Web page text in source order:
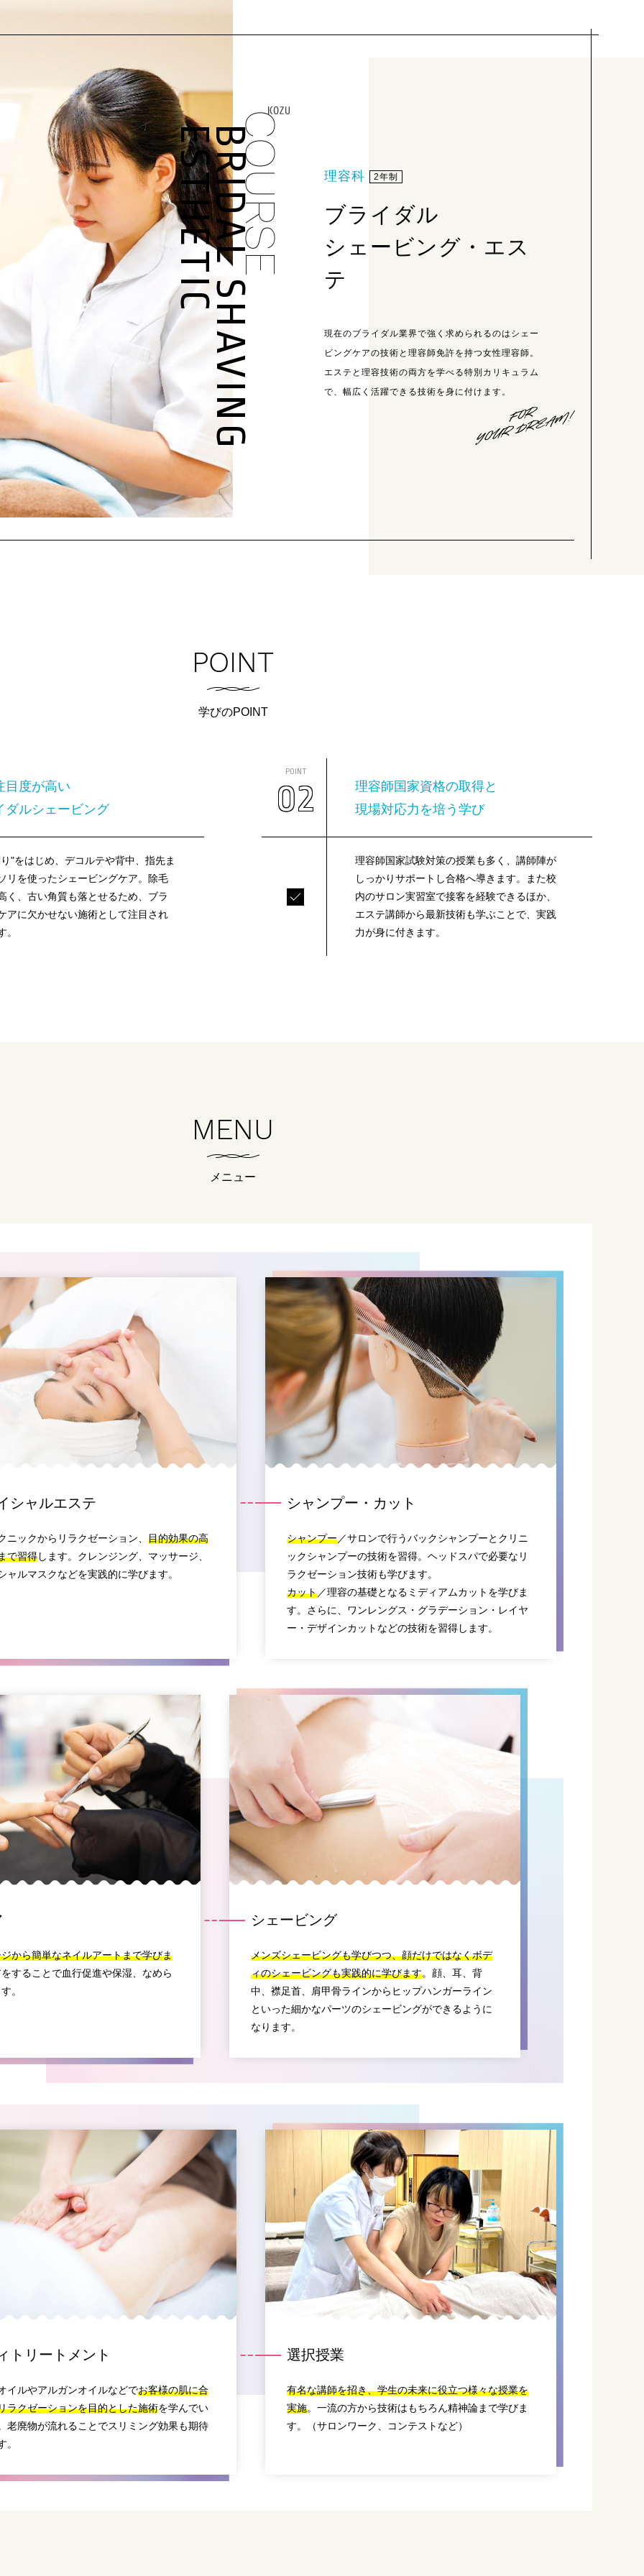
COURSE
BRIDAL SHAVING
ESTHETIC 理容科 2年制
ブライダル
シェービング・エス
テ
現在のブライダル業界で強く求められるのはシェー
ビングケアの技術と理容師免許を持つ女性理容師。
エステと理容技術の両方を学べる特別カリキュラム
で、幅広く活躍できる技術を身に付けます。
POINT
学びのPOINT
目度が高い
ダルシェービング
"をはじめ、デコルテや背中、指先ま
リを使ったシェービングケア。除毛
く、古い角質も落とせるため、ブラ
アに欠かせない施術として注目され
。
POINT
02
理容師国家資格の取得と
現場対応力を培う学び
理容師国家試験対策の授業も多く、講師陣が
しっかりサポートし合格へ導きます。また校
内のサロン実習室で接客を経験できるほか、
エステ講師から最新技術も学ぶことで、実践
力が身に付きます。
MENU
メニュー
シャルエステ
ニックからリラクゼーション、 目的効果の高
で習得します。クレンジング、マッサージ、
ャルマスクなどを実践的に学びます。
シャンプー・カット
シャンプー／サロンで行うバックシャンプーとクリニ
ックシャンプーの技術を習得。ヘッドスパで必要なリ
ラクゼーション技術も学びます。
カット／理容の基礎となるミディアムカットを学びま
す。さらに、ワンレングス・グラデーション・レイヤ
ー・デザインカットなどの技術を習得します。
から簡単なネイルアートまで学びま
することで血行促進や保湿、なめら
。
シェービング
メンズシェービングも学びつつ、顔だけではなくボデ
ィのシェービングも実践的に学びます。顔、耳、背
中、襟足首、肩甲骨ラインからヒップハンガーライン
といった細かなパーツのシェービングができるように
なります。
トリートメント
イルやアルガンオイルなどでお客様の肌に合
ラクゼーションを目的とした施術を学んでい
老廃物が流れることでスリミング効果も期待
。
選択授業
有名な講師を招き、学生の未来に役立つ様々な授業を
実施。一流の方から技術はもちろん精神論まで学びま
す。（サロンワーク、コンテストなど）